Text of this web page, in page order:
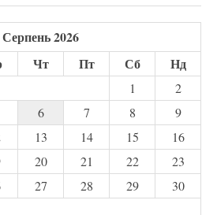
Серпень 2026
Чт Пт Сб Нд
1
2
6 7 8
9
13 14 15
16
20 21 22
23
27 28 29
30